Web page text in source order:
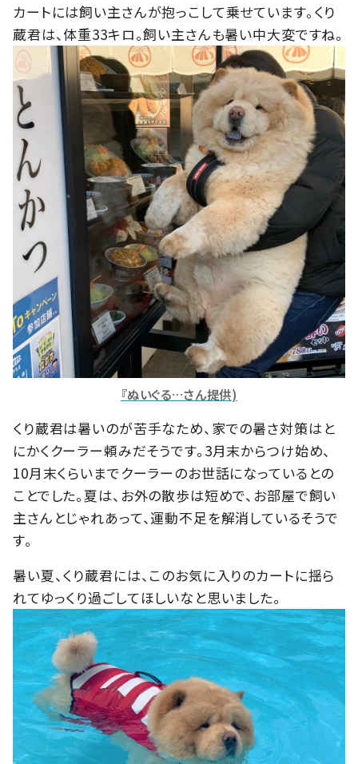
カートには飼い主さんが抱っこして乗せています。くり
蔵君は、体重33キロ。飼い主さんも暑い中大変ですね。
『ぬいぐる…さん提供)
くり蔵君は暑いのが苦手なため、家での暑さ対策はと
にかくクーラー頼みだそうです。3月末からつけ始め、
10月末くらいまでクーラーのお世話になっているとの
ことでした。夏は、お外の散歩は短めで、お部屋で飼い
主さんとじゃれあって、運動不足を解消しているそうで
す。
暑い夏、くり蔵君には、このお気に入りのカートに揺ら
れてゆっくり過ごしてほしいなと思いました。